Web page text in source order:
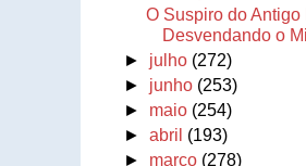
O Suspiro do Antigo
Desvendando o
► julho (272)
► junho (253)
► maio (254)
►abril (193)
► março (278)